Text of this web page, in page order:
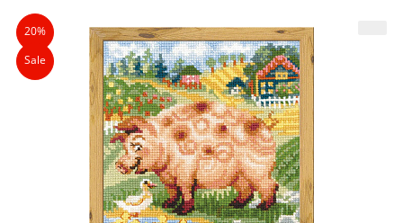
20%
Sale